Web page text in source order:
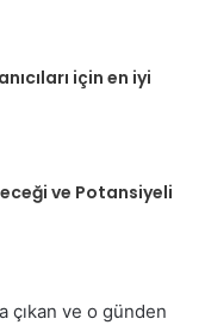
için en iyi
ve Potansiyeli
çıkan ve o günden